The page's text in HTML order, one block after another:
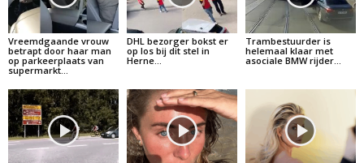
Vreemdgaande vrouw
betrapt door haar man
op parkeerplaats van
supermarkt…
DHL bezorger bokst er
op los bij dit stel in
Herne…
Trambestuurder is
helemaal klaar met
asociale BMW rijder…